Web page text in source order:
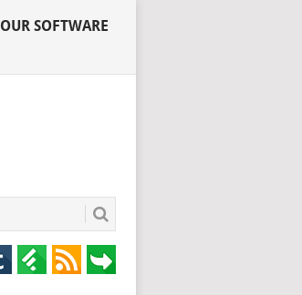
OUR SOFTWARE